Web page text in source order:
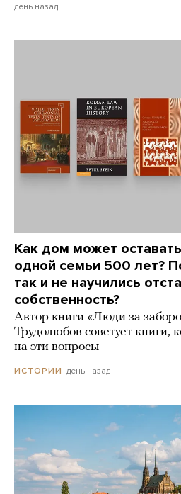
день назад
Как дом может
одной семьи 500 лет?
так и не научились
собственность?
Автор книги «Люди за
Трудолюбов советует книги,
на эти вопросы
ИСТОРИИ день назад